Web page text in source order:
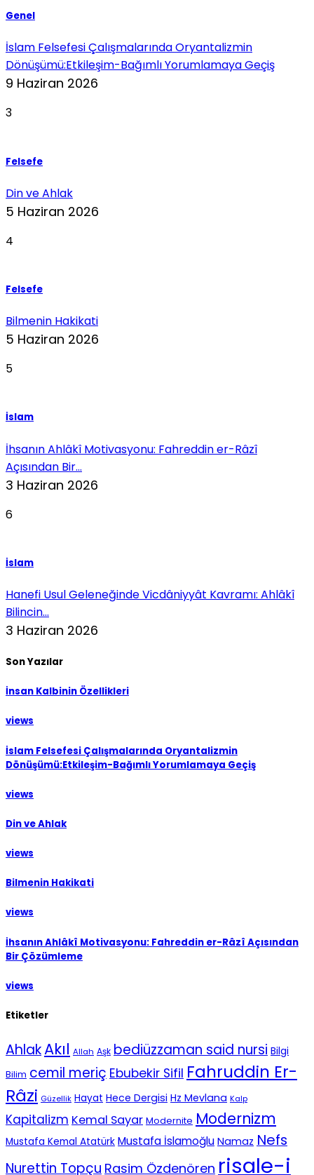
Genel
İslam Felsefesi Çalışmalarında Oryantalizmin
Dönüşümü:Etkileşim-Bağımlı Yorumlamaya Geçiş
9 Haziran 2026
3
Felsefe
Din ve Ahlak
5 Haziran 2026
4
Felsefe
Bilmenin Hakikati
5 Haziran 2026
5
İslam
İhsanın Ahlâkî Motivasyonu: Fahreddin er-Râzî
Açısından Bir...
3 Haziran 2026
6
İslam
Hanefi Usul Geleneğinde Vicdâniyyât Kavramı: Ahlâkî
Bilincin...
3 Haziran 2026
Son Yazılar
İnsan Kalbinin Özellikleri
views
İslam Felsefesi Çalışmalarında Oryantalizmin
Dönüşümü:Etkileşim-Bağımlı Yorumlamaya Geçiş
views
Din ve Ahlak
views
Bilmenin Hakikati
views
İhsanın Ahlâkî Motivasyonu: Fahreddin er-Râzî Açısından
Bir Çözümleme
views
Etiketler
AhlakAkıl Allah Aşk bediüzzaman said nursi Bilgi
Bilim cemil meriç Ebubekir Sifil Fahruddin Er-
Râzi Güzellik Hayat Hece Dergisi Hz Mevlana Kalp
Kapitalizm Kemal Sayar Modernite Modernizm
Mustafa Kemal Atatürk Mustafa İslamoğlu Namaz Nefs
Nurettin Topçu Rasim Özdenören risale-i